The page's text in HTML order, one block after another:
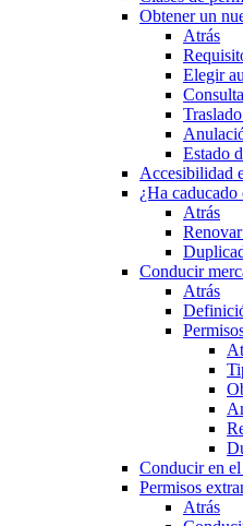
Obtener un
Atrás
Elegir
Estado
Accesibilidad
¿Ha caducado
Atrás
Conducir
Atrás
Conducir en
Permisos
Atrás